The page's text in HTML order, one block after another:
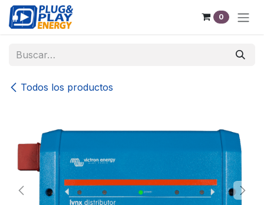
Ir al contenido
0
Todos los productos